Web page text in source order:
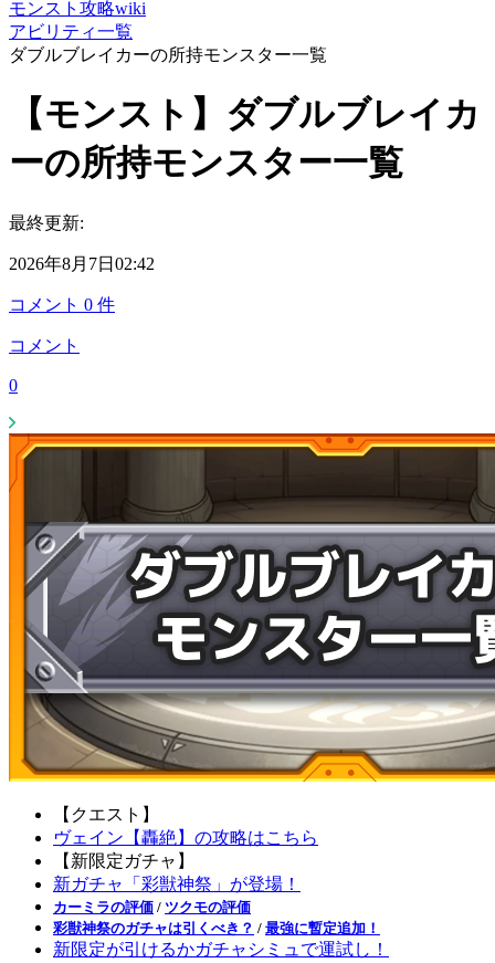
モンスト攻略wiki
アビリティ一覧
ダブルブレイカーの所持モンスター一覧
【モンスト】ダブルブレイカ
ーの所持モンスター一覧
最終更新:
2026年8月7日02:42
コメント 0 件
コメント
0
【クエスト】
ヴェイン【轟絶】の攻略はこちら
【新限定ガチャ】
新ガチャ「彩獣神祭」が登場！
カーミラの評価 / ツクモの評価
彩獣神祭のガチャは引くべき？ / 最強に暫定追加！
新限定が引けるかガチャシミュで運試し！